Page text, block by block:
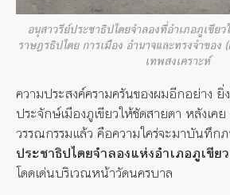
อนุสาวรีย์ประชาธิปไตยจำลองที่อำเภอภูเขีย
ราษฎรธิปไตย การเมือง อำนาจและทรงจำขอ
เทพสงเคราะห์
ความประสงค์ครามครันของผมอีกอย่าง ยิ่
ประจักษ์เมืองภูเขียวให้ชัดสายตา หลังเค
วรรณกรรมแล้ว คือความใคร่จะมาบันทึก
ประชาธิปไตยจำลองแห่งอำเภอภูเขียว
โดดเด่นบริเวณหน้าวัดนครบาล